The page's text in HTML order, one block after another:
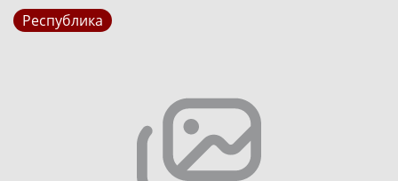
Республика